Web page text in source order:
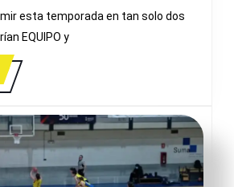
JUNIOR
esta temporada en tan solo dos
EQUIPO y